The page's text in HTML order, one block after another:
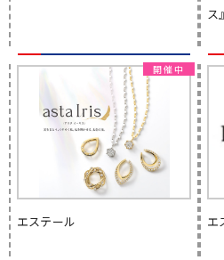
ス
エステール エ